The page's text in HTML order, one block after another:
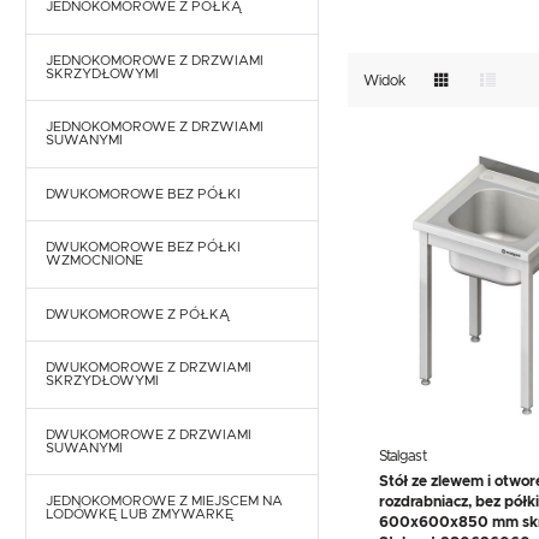
KUCHENNE
PRZECHOWYWANIE I
SKLEPÓW
GASTRONOMICZNE
PRZECHOWYWANIE I
TRANSPORT
SKLEPÓW
JEDNOKOMOROWE Z PÓŁKĄ
JEDNOKOMOROWE Z DRZWIAMI
SKRZYDŁOWYMI
JEDNOKOMOROWE Z DRZWIAMI
SUWANYMI
DWUKOMOROWE BEZ PÓŁKI
DWUKOMOROWE BEZ PÓŁKI
WZMOCNIONE
DWUKOMOROWE Z PÓŁKĄ
DWUKOMOROWE Z DRZWIAMI
SKRZYDŁOWYMI
DWUKOMOROWE Z DRZWIAMI
SUWANYMI
JEDNOKOMOROWE Z MIEJSCEM NA
LODÓWKĘ LUB ZMYWARKĘ
Widok
Stalgast
Stół ze zlewem i
rozdrabniacz, bez półki
600x600x850 mm